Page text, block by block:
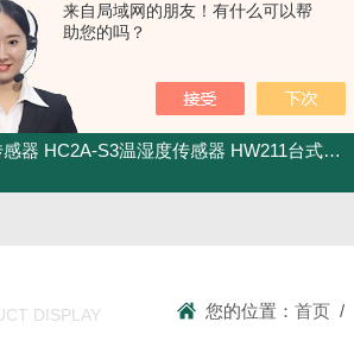
来自局域网的朋友！有什么可以帮
助您的吗？
器 HC2A-S3温湿度传感器 HW211台式数显酸度计
DISPLAY 您的位置：首页 /